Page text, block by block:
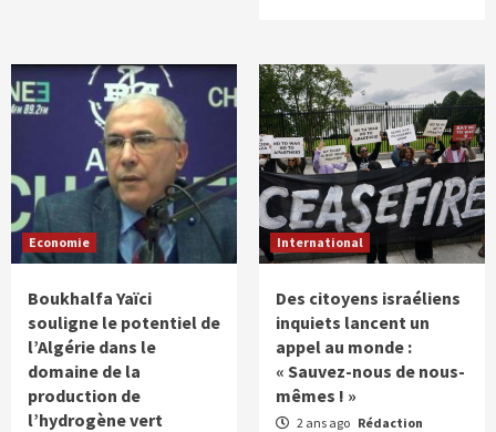
Economie
Boukhalfa Yaïci
souligne le potentiel de
l’Algérie dans le
domaine de la
production de
l’hydrogène vert
International
Des citoyens israéliens
inquiets lancent un
appel au monde :
« Sauvez-nous de nous-
mêmes ! »
2 ans ago Rédaction